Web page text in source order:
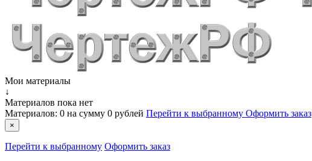
Мои материалы
↓
Материалов пока нет
Материалов: 0 на сумму 0 рублей Перейти к выбранному Оформить заказ
×
Перейти к выбранному Оформить заказ